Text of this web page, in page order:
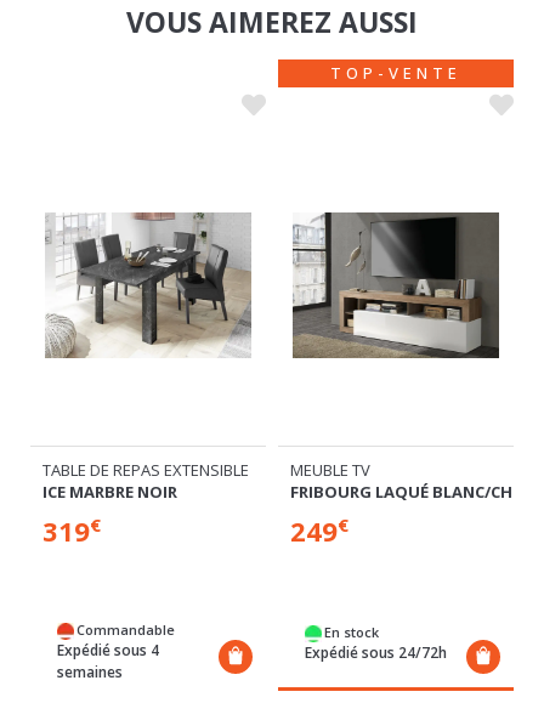
VOUS AIMEREZ AUSSI
TABLE DE REPAS EXTENSIBLE
ICE MARBRE NOIR
319€
Commandable
Expédié sous 4
semaines
TOP-VENTE
MEUBLE TV
FRIBOURG LAQUÉ BLANC/CHENE
249€
En stock
Expédié sous 24/72h